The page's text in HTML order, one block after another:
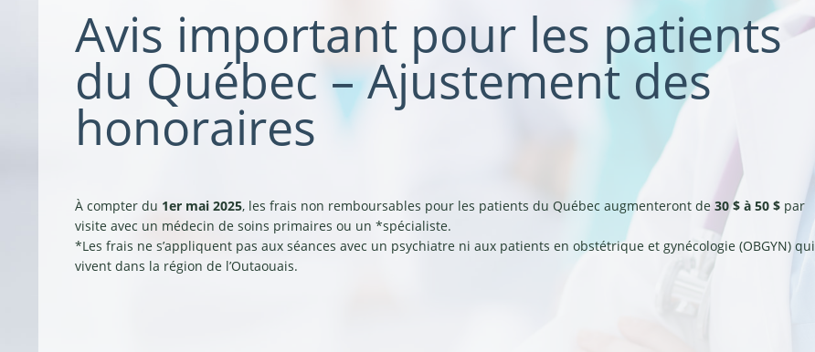
Avis important pour les patients
du Québec – Ajustement des
honoraires
À compter du 1er mai 2025, les frais non remboursables pour les patients du Québec augmenteront de 30 $ à 50 $ par
visite avec un médecin de soins primaires ou un *spécialiste.
*Les frais ne s’appliquent pas aux séances avec un psychiatre ni aux patients en obstétrique et gynécologie (OBGYN) qui
vivent dans la région de l’Outaouais.